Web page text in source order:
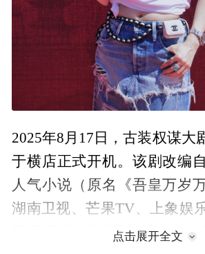
2025年8月17日，古装权谋大
于横店正式开机。该剧改编
人气小说（原名《吾皇万岁
湖南卫视、芒果TV、上象娱
腾讯视频S级项目加持，定位
点击展开全文